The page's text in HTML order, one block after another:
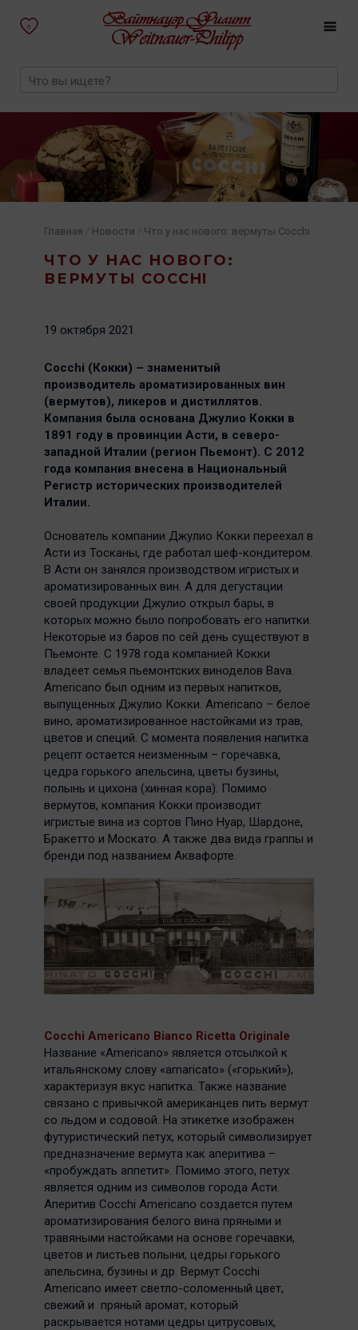
0
ЧТО У НАС НОВОГО:
ВЕРМУТЫ COCCHI
Главная Новости Что у нас нового: вермуты Cocchi
19 октября 2021
Cocchi (Кокки) – знаменитый
производитель ароматизированных вин
(вермутов), ликеров и дистиллятов.
Компания была основана Джулио Кокки в
1891 году в провинции Асти, в северо-
западной Италии (регион Пьемонт). С 2012
года компания внесена в Национальный
Регистр исторических производителей
Италии.
Основатель компании Джулио Кокки переехал в
Асти из Тосканы, где работал шеф-кондитером.
В Асти он занялся производством игристых и
ароматизированных вин. А для дегустации
своей продукции Джулио открыл бары, в
которых можно было попробовать его напитки.
Некоторые из баров по сей день существуют в
Пьемонте. С 1978 года компанией Кокки
владеет семья пьемонтских виноделов Bava.
Americano был одним из первых напитков,
выпущенных Джулио Кокки. Americano – белое
вино, ароматизированное настойками из трав,
цветов и специй. С момента появления напитка
рецепт остается неизменным – горечавка,
цедра горького апельсина, цветы бузины,
полынь и цихона (хинная кора). Помимо
вермутов, компания Кокки производит
игристые вина из сортов Пино Нуар, Шардоне,
Бракетто и Москато. А также два вида граппы и
бренди под названием Аквафорте.
Cocchi Americano Bianco Ricetta Originale
Название «Americano» является отсылкой к
итальянскому слову «amaricato» («горький»),
характеризуя вкус напитка. Также название
связано с привычкой американцев пить вермут
со льдом и содовой. На этикетке изображен
футуристический петух, который символизирует
предназначение вермута как аперитива –
«пробуждать аппетит». Помимо этого, петух
является одним из символов города Асти.
Аперитив Cocchi Americano создается путем
ароматизирования белого вина пряными и
травяными настойками на основе горечавки,
цветов и листьев полыни, цедры горького
апельсина, бузины и др. Вермут Cocchi
Americano имеет светло-соломенный цвет,
свежий и пряный аромат, который
раскрывается нотами цедры цитрусовых,